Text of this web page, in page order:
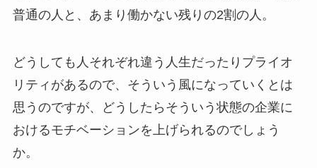
普通の人と、あまり働かない残りの2割の人。
どうしても人それぞれ違う人生だったりプライオ
リティがあるので、そういう風になっていくとは
思うのですが、どうしたらそういう状態の企業に
おけるモチベーションを上げられるのでしょう
か。